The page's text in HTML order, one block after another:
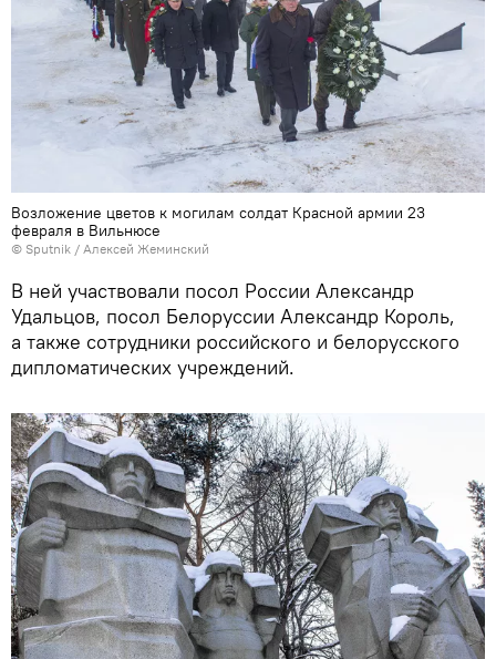
Возложение цветов к могилам солдат Красной армии 23
февраля в Вильнюсе
© Sputnik / Алексей Жеминский
В ней участвовали посол России Александр
Удальцов, посол Белоруссии Александр Король,
а также сотрудники российского и белорусского
дипломатических учреждений.